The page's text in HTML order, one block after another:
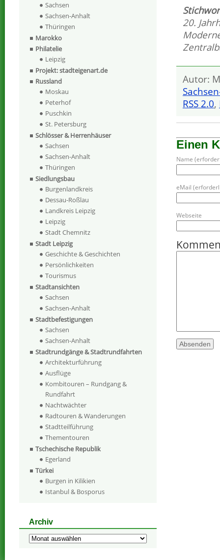
20.
Autor:
RSS 2.0,
Einen
Name
eMail
Webseite
Sachsen
Sachsen-Anhalt
Thüringen
Marokko
Philatelie
Leipzig
Projekt: stadteigenart.de
Russland
Moskau
Peterhof
Puschkin
St. Petersburg
Schlösser & Herrenhäuser
Sachsen
Sachsen-Anhalt
Thüringen
Siedlungsbau
Burgenlandkreis
Dessau-Roßlau
Landkreis Leipzig
Leipzig
Stadt Chemnitz
Stadt Leipzig
Geschichte & Geschichten
Persönlichkeiten
Tourismus
Stadtansichten
Sachsen
Sachsen-Anhalt
Stadtbefestigungen
Sachsen
Sachsen-Anhalt
Stadtrundgänge & Stadtrundfahrten
Architekturführung
Ausflüge
Kombitouren – Rundgang &
Rundfahrt
Nachtwächter
Radtouren & Wanderungen
Stadtteilführung
Thementouren
Tschechische Republik
Egerland
Türkei
Burgen in Kilikien
Istanbul & Bosporus
Archiv
Archiv